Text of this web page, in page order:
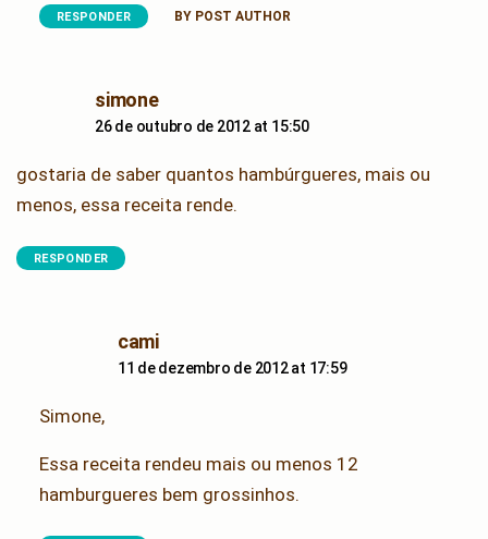
RESPONDER BY POST AUTHOR
simonesays:
26 de outubro de 2012 at 15:50
gostaria de saber quantos hambúrgueres, mais ou
menos, essa receita rende.
RESPONDER
camisays:
11 de dezembro de 2012 at 17:59
Simone,
Essa receita rendeu mais ou menos 12
hamburgueres bem grossinhos.